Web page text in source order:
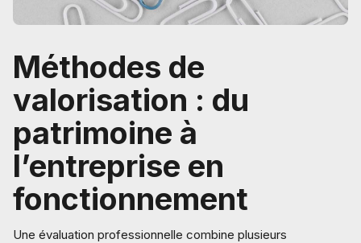
Méthodes de
valorisation : du
patrimoine à
l’entreprise en
fonctionnement
Une évaluation professionnelle combine plusieurs